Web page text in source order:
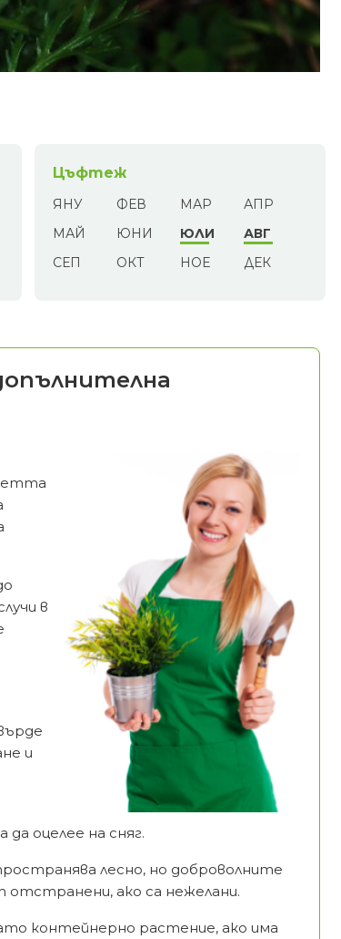
Цъфтеж
ЯНУ ФЕВ МАР
АПР
МАЙ
ЮНИ ЮЛИ
АВГ
СЕП
ОКТ НОЕ ДЕК
в
и
оцелее на сняг.
лесно, но доброволните
ако са нежелани.
контейнерно растение, ако има